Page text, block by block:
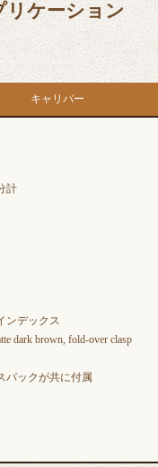
リケーション
キャリバー
計
ンデックス
dark brown, fold-over clasp
バックが共に付属